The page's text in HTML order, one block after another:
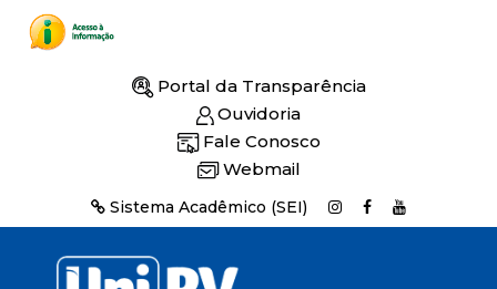
Portal da Transparência
Ouvidoria
Fale Conosco
Webmail
Sistema Acadêmico (SEI)